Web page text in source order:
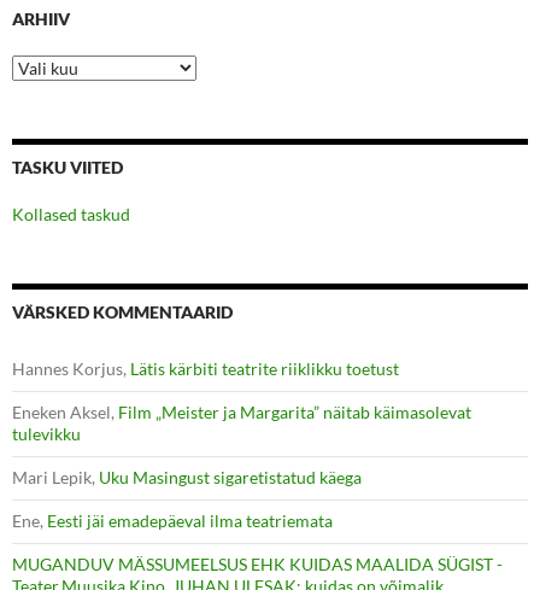
ARHIIV
Arhiiv
TASKU VIITED
Kollased taskud
VÄRSKED KOMMENTAARID
Hannes Korjus, Lätis kärbiti teatrite riiklikku toetust
Eneken Aksel, Film „Meister ja Margarita” näitab käimasolevat
tulevikku
Mari Lepik, Uku Masingust sigaretistatud käega
Ene, Eesti jäi emadepäeval ilma teatriemata
MUGANDUV MÄSSUMEELSUS EHK KUIDAS MAALIDA SÜGIST -
Teater.Muusika.Kino, JUHAN ULFSAK: kuidas on võimalik